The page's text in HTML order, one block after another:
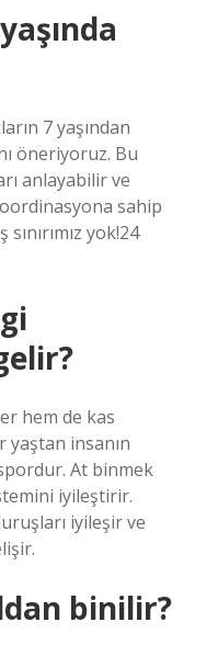
7 yaşından
öneriyoruz. Bu
anlayabilir ve
sahip
yok!24
hem de kas
yaştan insanın
At binmek
iyileştirir.
iyileşir ve
binilir?